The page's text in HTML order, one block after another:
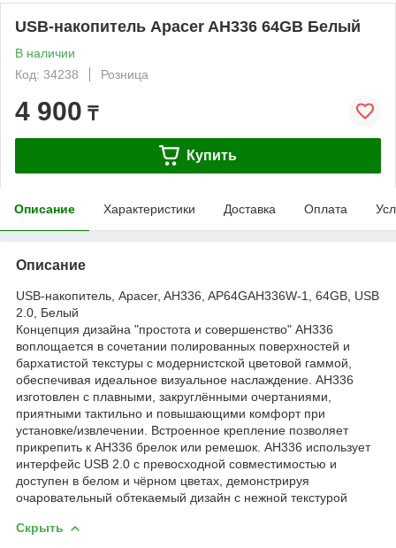
USB-накопитель Apacer AH336 64GB Белый
В наличии
Код: 34238
Розница
4 900 ₸
Купить
Описание Характеристики Доставка Оплата
Описание
USB-накопитель, Apacer, AH336, AP64GAH336W-1, 64GB, USB
2.0, Белый
Концепция дизайна "простота и совершенство" AH336
воплощается в сочетании полированных поверхностей и
бархатистой текстуры с модернистской цветовой гаммой,
обеспечивая идеальное визуальное наслаждение. AH336
изготовлен с плавными, закруглёнными очертаниями,
приятными тактильно и повышающими комфорт при
установке/извлечении. Встроенное крепление позволяет
прикрепить к AH336 брелок или ремешок. AH336 использует
интерфейс USB 2.0 с превосходной совместимостью и
доступен в белом и чёрном цветах, демонстрируя
очаровательный обтекаемый дизайн с нежной текстурой
Скрыть